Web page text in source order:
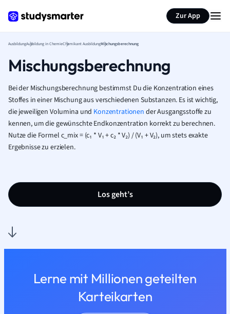
Zur App
AusbildungAusbildung in ChemieChemikant AusbildungMischungsberechnung
Mischungsberechnung
Bei der Mischungsberechnung bestimmst Du die Konzentration eines
Stoffes in einer Mischung aus verschiedenen Substanzen. Es ist wichtig,
die jeweiligen Volumina und Konzentrationen der Ausgangsstoffe zu
kennen, um die gewünschte Endkonzentration korrekt zu berechnen.
Nutze die Formel c_mix = (c₁ * V₁ + c₂ * V₂) / (V₁ + V₂), um stets exakte
Ergebnisse zu erzielen.
Los geht’s
Lerne mit Millionen geteilten
Karteikarten